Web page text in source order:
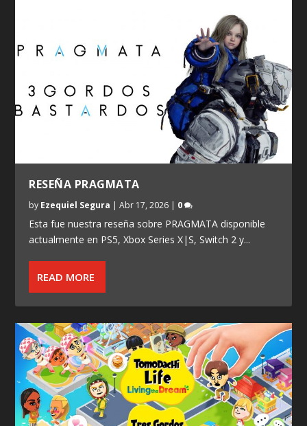
RESEÑA PRAGMATA
by Ezequiel Segura |Abr 17, 2026 | 0
Esta fue nuestra reseña sobre PRAGMATA disponible
actualmente en PS5, Xbox Series X|S, Switch 2 y...
READ MORE